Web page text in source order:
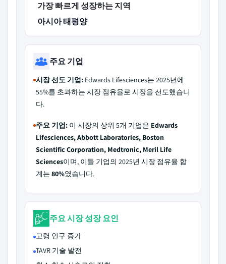
가장 빠르게 성장하는 지역
아시아 태평양
주요 기업
시장 선도 기업: Edwards Lifesciences는 2025년에
55%를 초과하는 시장 점유율로 시장을 선도했습니
다.
주요 기업: 이 시장의 상위 5개 기업은 Edwards
Lifesciences, Abbott Laboratories, Boston
Scientific Corporation, Medtronic, Meril Life
Sciences이며, 이들 기업의 2025년 시장 점유율 합
계는 80%였습니다.
주요 시장 성장 요인
고령 인구 증가
TAVR 기술 발전